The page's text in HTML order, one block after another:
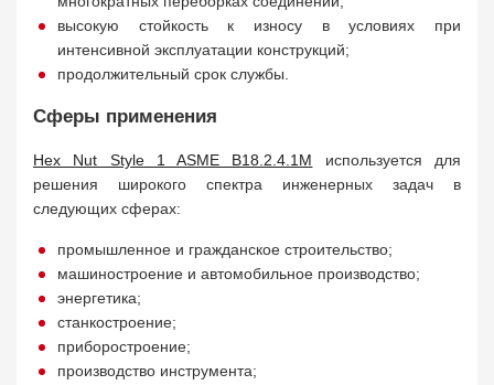
высокую стойкость к износу в условиях при
интенсивной эксплуатации конструкций;
продолжительный срок службы.
Сферы применения
Hex Nut Style 1 ASME B18.2.4.1M используется для
решения широкого спектра инженерных задач в
следующих сферах:
промышленное и гражданское строительство;
машиностроение и автомобильное производство;
энергетика;
станкостроение;
приборостроение;
производство инструмента;